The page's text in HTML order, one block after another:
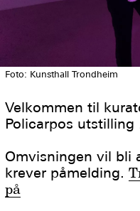
Foto: Kunsthall Trondheim
Velkommen til
Policarpos utstilling
Omvisningen vil bli
krever påmelding.
på